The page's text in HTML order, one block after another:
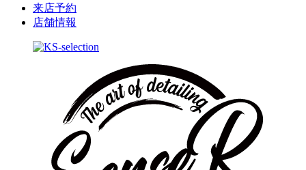
来店予約
店舗情報